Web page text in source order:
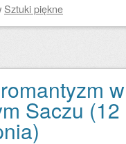
Sztuki piękne
Saczu